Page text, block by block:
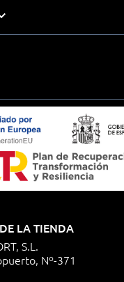
LA TIENDA
S.L.
Nº-371